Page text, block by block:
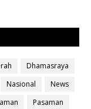
Dhamasraya
Nasional
News
Pasaman